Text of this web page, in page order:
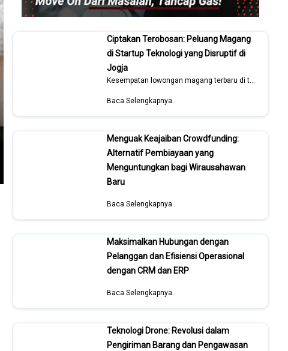
Ciptakan Terobosan: Peluang Magang
di Startup Teknologi yang Disruptif di
Jogja
Kesempatan lowongan magang terbaru di tahun 2026
Baca Selengkapnya..
Menguak Keajaiban Crowdfunding:
Alternatif Pembiayaan yang
Menguntungkan bagi Wirausahawan
Baru
Baca Selengkapnya..
Maksimalkan Hubungan dengan
Pelanggan dan Efisiensi Operasional
dengan CRM dan ERP
Baca Selengkapnya..
Teknologi Drone: Revolusi dalam
Pengiriman Barang dan Pengawasan